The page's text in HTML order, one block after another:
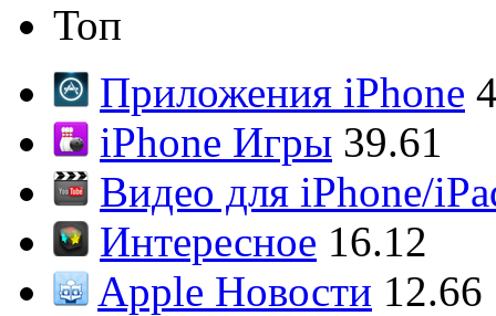
Топ
Приложения iPhone
iPhone Игры 39.61
Видео для iPhone/
Интересное 16.12
Apple Новости 12.66